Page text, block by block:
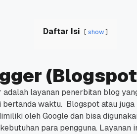
Daftar Isi show
layanan penerbitan blog
bertanda waktu. Blogspot atau
oleh Google dan bisa
para pengguna. Layanan